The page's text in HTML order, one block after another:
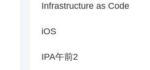
Infrastructure as Code
iOS
IPA午前2